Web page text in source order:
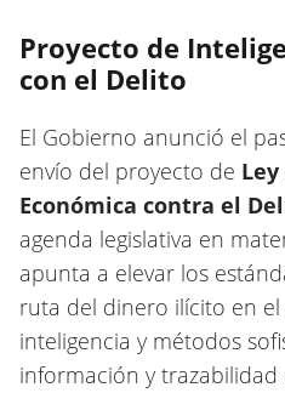
Proyecto de
con el Delito
El Gobierno anunció el
envío del proyecto de
Económica contra el
agenda legislativa en
apunta a elevar los
ruta del dinero ilícito en
inteligencia y métodos
información y